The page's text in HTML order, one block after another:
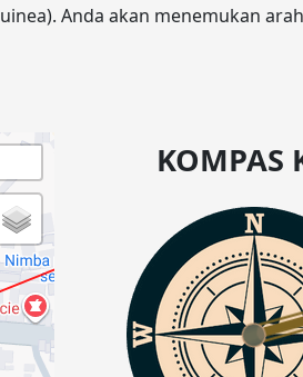
Anda akan menemukan
KOMPAS